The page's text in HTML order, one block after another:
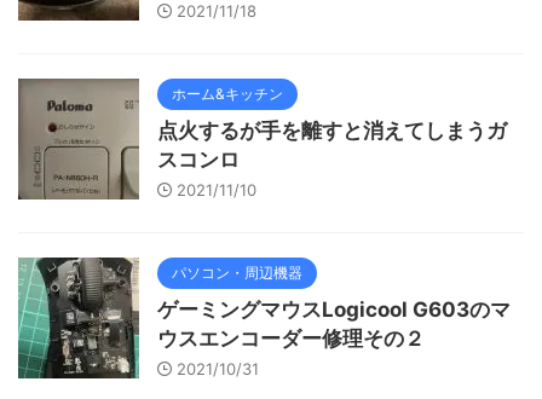
2021/11/18
ホーム&キッチン
点火するが手を離すと消えてしまうガ
スコンロ
2021/11/10
パソコン・周辺機器
ゲーミングマウスLogicool G603のマ
ウスエンコーダー修理その２
2021/10/31